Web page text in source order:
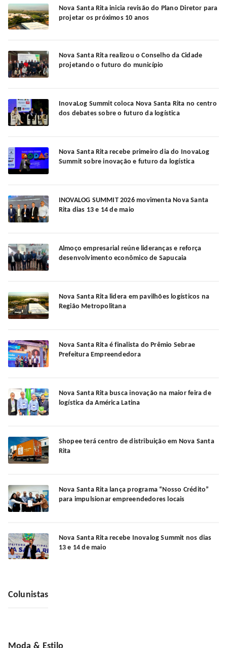
Nova Santa Rita inicia revisão do Plano Diretor para
projetar os próximos 10 anos
Nova Santa Rita realizou o Conselho da Cidade
projetando o futuro do município
InovaLog Summit coloca Nova Santa Rita no centro
dos debates sobre o futuro da logística
Nova Santa Rita recebe primeiro dia do InovaLog
Summit sobre inovação e futuro da logística
INOVALOG SUMMIT 2026 movimenta Nova Santa
Rita dias 13 e 14 de maio
Almoço empresarial reúne lideranças e reforça
desenvolvimento econômico de Sapucaia
Nova Santa Rita lidera em pavilhões logísticos na
Região Metropolitana
Nova Santa Rita é finalista do Prêmio Sebrae
Prefeitura Empreendedora
Nova Santa Rita busca inovação na maior feira de
logística da América Latina
Shopee terá centro de distribuição em Nova Santa
Rita
Nova Santa Rita lança programa “Nosso Crédito”
para impulsionar empreendedores locais
Nova Santa Rita recebe Inovalog Summit nos dias
13 e 14 de maio
Colunistas